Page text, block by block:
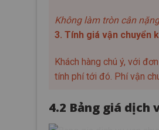
Không làm tròn cân
3. Tính giá vận chuyển
Khách hàng chú ý, với
tính phí tới đó. Phí vận
4.2 Bảng giá dịch